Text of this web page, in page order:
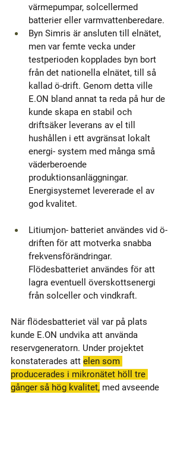
värmepumpar, solcellermed
batterier eller varmvattenberedare.
Byn Simris är ansluten till elnätet,
men var femte vecka under
testperioden kopplades byn bort
från det nationella elnätet, till så
kallad ö-drift. Genom detta ville
E.ON bland annat ta reda på hur de
kunde skapa en stabil och
driftsäker leverans av el till
hushållen i ett avgränsat lokalt
energi- system med många små
väderberoende
produktionsanläggningar.
Energisystemet levererade el av
god kvalitet.
Litiumjon- batteriet användes vid ö-
driften för att motverka snabba
frekvensförändringar.
Flödesbatteriet användes för att
lagra eventuell överskottsenergi
från solceller och vindkraft.
När flödesbatteriet väl var på plats
kunde E.ON undvika att använda
reservgeneratorn. Under projektet
konstaterades att elen som
producerades i mikronätet höll tre
gånger så hög kvalitet, med avseende